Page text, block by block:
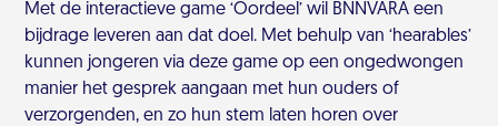
Met de interactieve game ‘Oordeel’ wil BNNVARA een
bijdrage leveren aan dat doel. Met behulp van ‘hearables’
kunnen jongeren via deze game op een ongedwongen
manier het gesprek aangaan met hun ouders of
verzorgenden, en zo hun stem laten horen over